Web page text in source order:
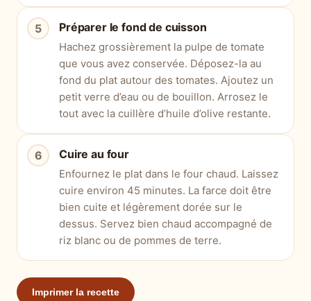
Préparer le fond de cuisson
Hachez grossièrement la pulpe de tomate
que vous avez conservée. Déposez-la au
fond du plat autour des tomates. Ajoutez un
petit verre d’eau ou de bouillon. Arrosez le
tout avec la cuillère d’huile d’olive restante.
Cuire au four
Enfournez le plat dans le four chaud. Laissez
cuire environ 45 minutes. La farce doit être
bien cuite et légèrement dorée sur le
dessus. Servez bien chaud accompagné de
riz blanc ou de pommes de terre.
Imprimer la recette